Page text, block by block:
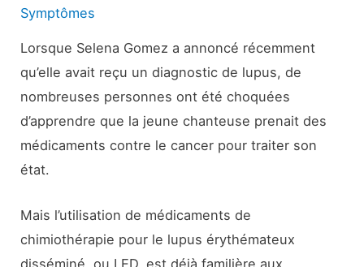
Symptômes
Lorsque Selena Gomez a annoncé récemment
qu’elle avait reçu un diagnostic de lupus, de
nombreuses personnes ont été choquées
d’apprendre que la jeune chanteuse prenait des
médicaments contre le cancer pour traiter son
état.
Mais l’utilisation de médicaments de
chimiothérapie pour le lupus érythémateux